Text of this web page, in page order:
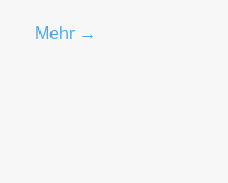
Mehr →